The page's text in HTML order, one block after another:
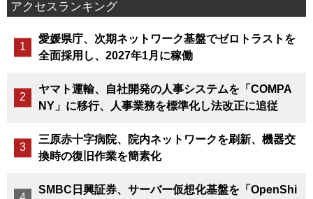
アクセスランキング
愛媛県庁、次期ネットワーク基盤でゼロトラストを
全面採用し、2027年1月に稼働
ヤマト運輸、自社開発の人事システムを「COMPA
NY」に移行、人事業務を標準化し法改正に追従
三原赤十字病院、院内ネットワークを刷新、機器交
換時の復旧作業を簡素化
SMBC日興証券、サーバー仮想化基盤を「OpenShi